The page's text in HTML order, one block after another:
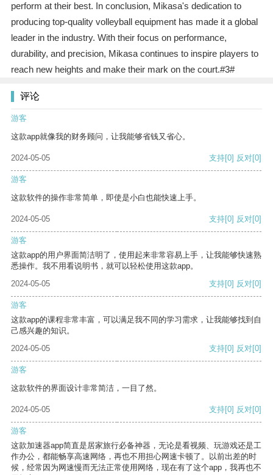
perform at their best. In conclusion, Mikasa's dedication to
producing top-quality volleyball equipment has made it a global
leader in the industry. With their focus on performance,
durability, and precision, Mikasa continues to inspire players to
reach new heights and make their mark on the court.#3#
评论
游客
这款app就像我的财务顾问，让我能够省钱又省心。
2024-05-05 支持[0] 反对[0]
游客
这款软件的操作非常简单，即使是小白也能快速上手。
2024-05-05 支持[0] 反对[0]
游客
这款app的用户界面简洁明了，使用起来非常容易上手，让我能够快速熟
悉操作。我不用看说明书，就可以轻松使用这款app。
2024-05-05
支持[0] 反对[0]
游客
这款app的课程非常丰富，可以满足我不同的学习需求，让我能够找到自
己感兴趣的知识。
2024-05-05
支持[0] 反对[0]
游客
这款软件的界面设计非常简洁，一目了然。
2024-05-05 支持[0] 反对[0]
游客
这款加速器app简直是居家旅行必备神器，无论是看视频、玩游戏还是工
作办公，都能畅享高速网络，再也不用担心网速卡顿了。以前出差的时
候，经常因为网速慢而无法正常使用网络，现在有了这个app，我再也不